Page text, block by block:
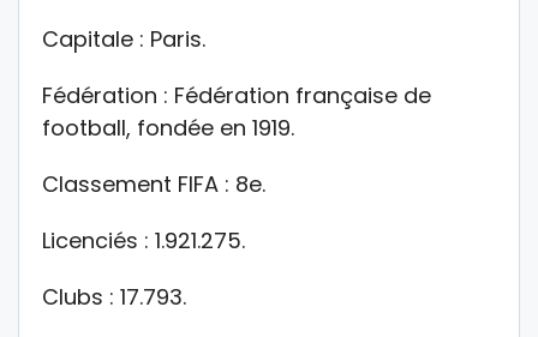
Capitale : Paris.
Fédération : Fédération française de
football, fondée en 1919.
Classement FIFA : 8e.
Licenciés : 1.921.275.
Clubs : 17.793.